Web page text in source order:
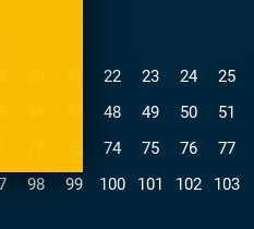
22 23 24
25
48 49 50
51
74 75 76
77
98 99 100 101 102
103